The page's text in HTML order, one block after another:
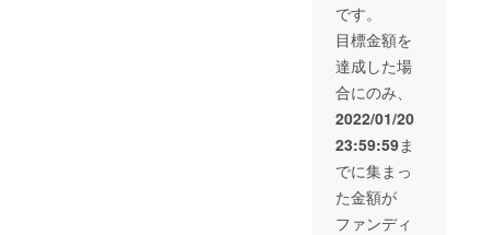
です。
目標金額を
達成した場
合にのみ、
2022/01/20
23:59:59ま
でに集まっ
た金額が
ファンディ